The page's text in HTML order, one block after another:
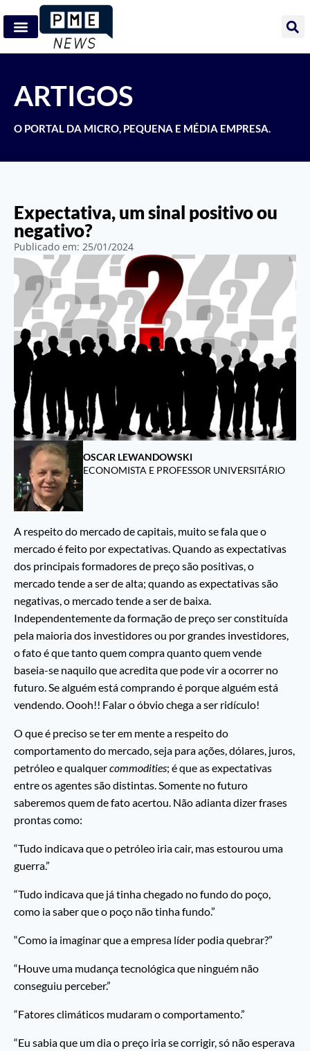
ARTIGOS
O PORTAL DA MICRO, PEQUENA E MÉDIA EMPRESA.
Expectativa, um sinal positivo ou
negativo?
Publicado em: 25/01/2024
OSCAR LEWANDOWSKI
ECONOMISTA E PROFESSOR UNIVERSITÁRIO
A respeito do mercado de capitais, muito se fala que o
mercado é feito por expectativas. Quando as expectativas
dos principais formadores de preço são positivas, o
mercado tende a ser de alta; quando as expectativas são
negativas, o mercado tende a ser de baixa.
Independentemente da formação de preço ser constituída
pela maioria dos investidores ou por grandes investidores,
o fato é que tanto quem compra quanto quem vende
baseia-se naquilo que acredita que pode vir a ocorrer no
futuro. Se alguém está comprando é porque alguém está
vendendo. Oooh!! Falar o óbvio chega a ser ridículo!
O que é preciso se ter em mente a respeito do
comportamento do mercado, seja para ações, dólares, juros,
petróleo e qualquercommodities; é que as expectativas
entre os agentes são distintas. Somente no futuro
saberemos quem de fato acertou. Não adianta dizer frases
prontas como:
“Tudo indicava que o petróleo iria cair, mas estourou uma
guerra.”
“Tudo indicava que já tinha chegado no fundo do poço,
como ia saber que o poço não tinha fundo.”
“Como ia imaginar que a empresa líder podia quebrar?”
“Houve uma mudança tecnológica que ninguém não
conseguiu perceber.”
“Fatores climáticos mudaram o comportamento.”
“Eu sabia que um dia o preço iria se corrigir, só não esperava